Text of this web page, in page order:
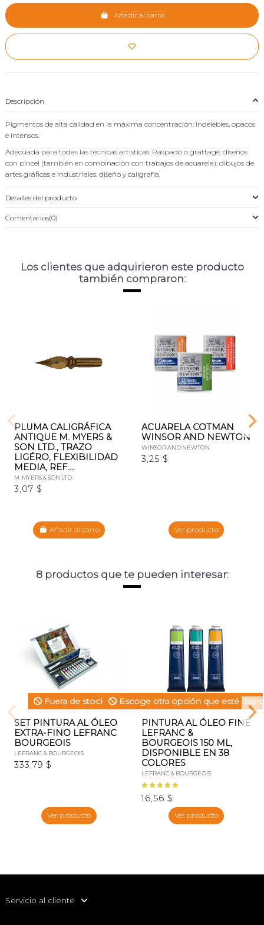
Añadir al carro
Descripción
Pigmentos de alta calidad en la máxima concentración: Indelebles, opacos
e intensos.
Adecuada para todas las técnicas artísticas: Raspado o grattage, diseños
con pincel (también en combinación con trabajos de acuarela), dibujos de
artes gráficas e industriales, diseño y caligrafía.
Detalles del producto
Comentarios(0)
Los clientes que adquirieron este producto
también compraron:
PLUMA CALIGRÁFICA
ANTIQUE M. MYERS &
SON LTD., TRAZO
LIGÉRO, FLEXIBILIDAD
MEDIA, REF....
M. MYERS & SON LTD.
3,07 $
Añadir al carro
ACUARELA COTMAN
WINSOR AND NEWTON
WINSOR AND NEWTON
3,25 $
Ver producto
8 productos que te pueden interesar:
Fuera de stock
SET PINTURA AL ÓLEO
EXTRA-FINO LEFRANC
BOURGEOIS
LEFRANC & BOURGEOIS
333,79 $
Ver producto
Escoge otra opción que esté
PINTURA AL ÓLEO FINE
LEFRANC &
BOURGEOIS 150 ML,
DISPONIBLE EN 38
COLORES
LEFRANC & BOURGEOIS
16,56 $
Ver producto
Servicio al cliente